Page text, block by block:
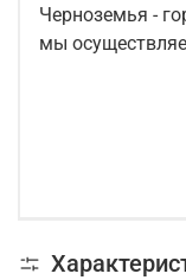
Черноземья -
мы